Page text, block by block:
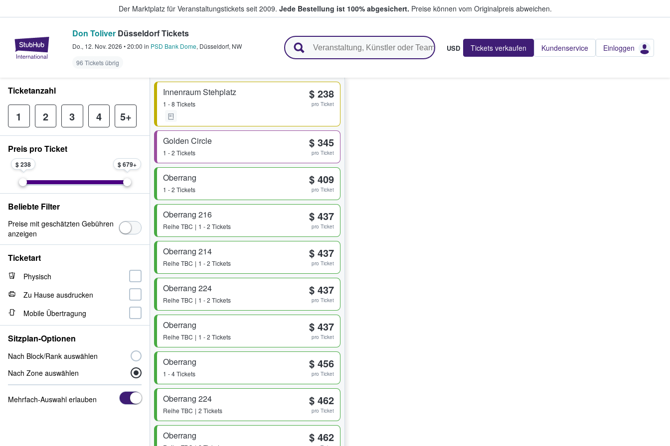
Der Marktplatz für Veranstaltungstickets seit 2009. Jede Bestellung ist 100% abgesichert. Preise können vom Originalpreis abweichen.
StubHub - Wo Fans Tickets kaufen & verkaufen
Don Toliver Düsseldorf Tickets
Do., 12. Nov. 2026 •20:00 in PSD Bank Dome, Düsseldorf, NW
96 Tickets übrig
USD Tickets verkaufen Kundenservice Einloggen
Innenraum Stehplatz
1 - 8 Tickets
$ 238
pro Ticket
Golden Circle
1 - 2 Tickets
$ 345
pro Ticket
Oberrang
1 - 2 Tickets
$ 409
pro Ticket
Oberrang 216
Reihe TBC 1 - 2 Tickets
$ 437
pro Ticket
Oberrang 214
Reihe TBC 1 - 2 Tickets
$ 437
pro Ticket
Oberrang 224
Reihe TBC 1 - 2 Tickets
$ 437
pro Ticket
Oberrang
Reihe TBC 1 - 2 Tickets
$ 437
pro Ticket
Oberrang
1 - 4 Tickets
$ 456
pro Ticket
Oberrang 224
Reihe TBC 2 Tickets
$ 462
pro Ticket
Oberrang $ 462
Ticketanzahl
1 2 3 4 5+
Preis pro Ticket
$ 238 $ 679
Beliebte Filter
Preise mit geschätzten Gebühren
anzeigen
Ticketart
Physisch
Zu Hause ausdrucken
Mobile Übertragung
Sitzplan-Optionen
Nach Block/Rank auswählen
Nach Zone auswählen
Mehrfach-Auswahl erlauben